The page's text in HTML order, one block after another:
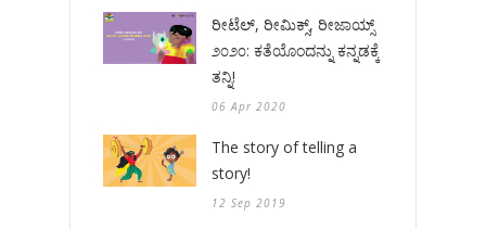
ರೀಟೆಲ್, ರೀಮಿಕ್ಸ್, ರೀಜಾಯ್ಸ್
೨೦೨೦: ಕತೆಯೊಂದನ್ನು ಕನ್ನಡಕ್ಕೆ
ತನ್ನಿ!
06 Apr 2020
The story of telling a
story!
12 Sep 2019